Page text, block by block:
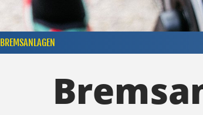
BREMSANLAGEN